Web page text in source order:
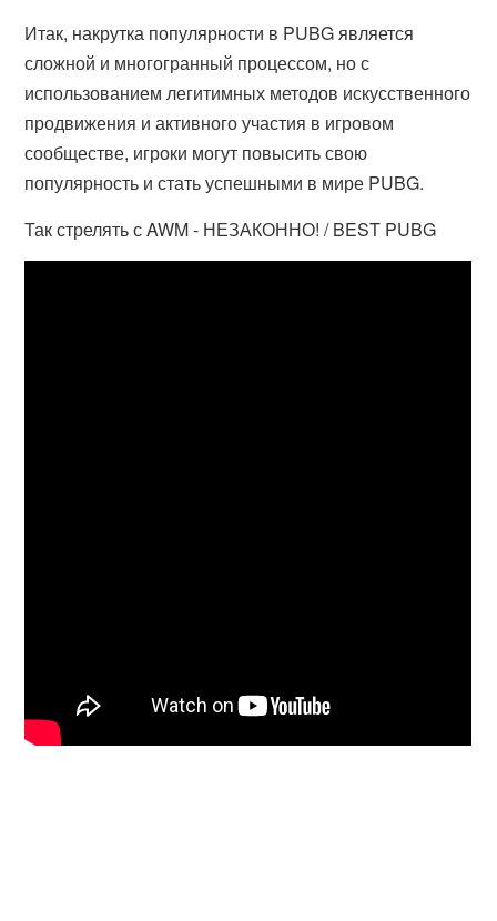
Итак, накрутка популярности в PUBG является
сложной и многогранный процессом, но с
использованием легитимных методов искусственного
продвижения и активного участия в игровом
сообществе, игроки могут повысить свою
популярность и стать успешными в мире PUBG.
Так стрелять с AWM - НЕЗАКОННО! / BEST PUBG